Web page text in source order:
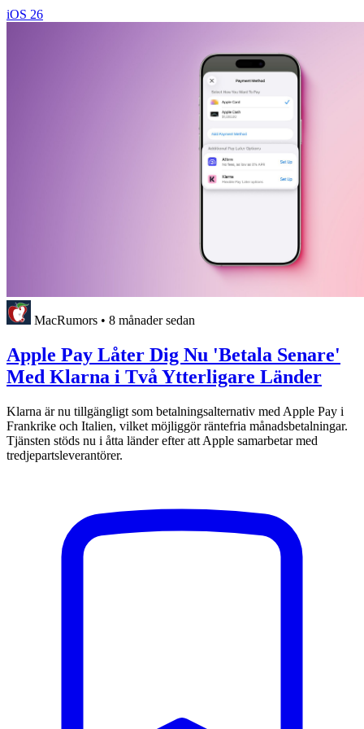
iOS 26
MacRumors • 8 månader sedan
Apple Pay Låter Dig Nu 'Betala Senare'
Med Klarna i Två Ytterligare Länder
Klarna är nu tillgängligt som betalningsalternativ med Apple Pay i
Frankrike och Italien, vilket möjliggör räntefria månadsbetalningar.
Tjänsten stöds nu i åtta länder efter att Apple samarbetar med
tredjepartsleverantörer.